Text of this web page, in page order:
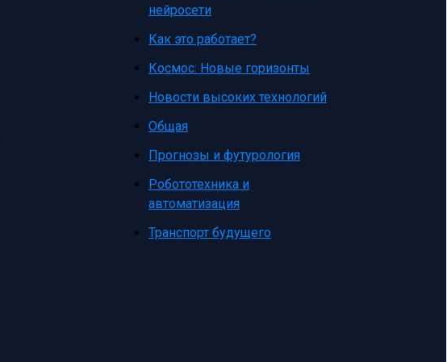
нейросети
Как это работает?
Космос: Новые горизонты
Новости высоких технологий
Общая
Прогнозы и футурология
Робототехника и
автоматизация
Транспорт будущего